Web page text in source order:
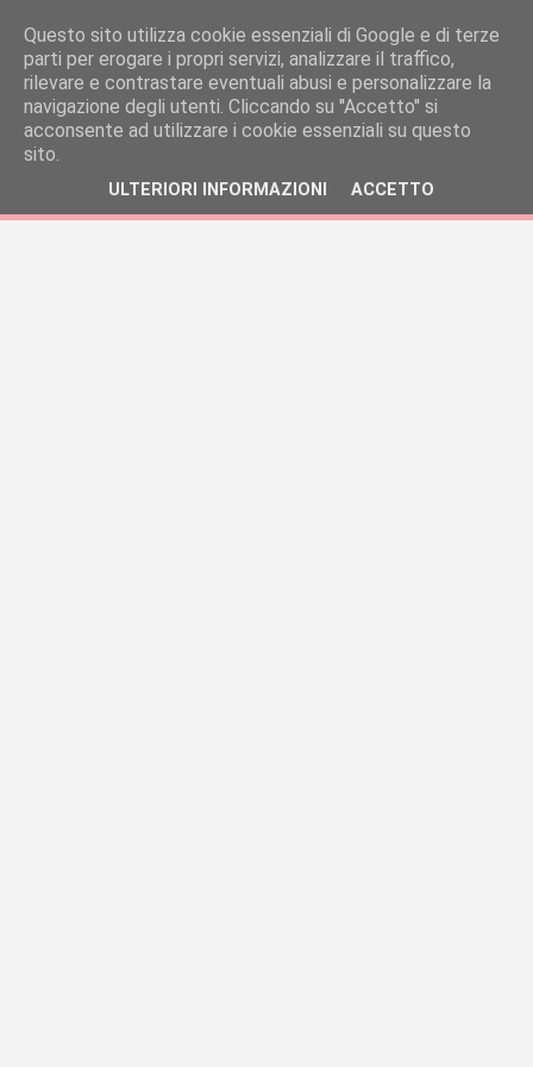
Questo sito utilizza cookie essenziali di Google e di terze
parti per erogare i propri servizi, analizzare il traffico,
rilevare e contrastare eventuali abusi e personalizzare la
navigazione degli utenti. Cliccando su ''Accetto'' si
acconsente ad utilizzare i cookie essenziali su questo
sito.
ULTERIORI INFORMAZIONI ACCETTO